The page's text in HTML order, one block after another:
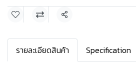
แชร์
รายละเอียดสินค้า Specification